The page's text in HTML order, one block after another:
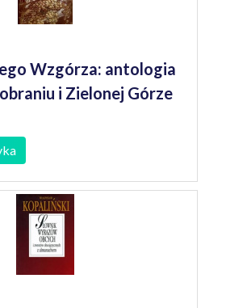
Wzgórza: antologia
i Zielonej Górze